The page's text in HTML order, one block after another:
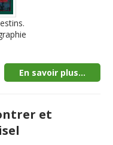
En savoir plus...
et